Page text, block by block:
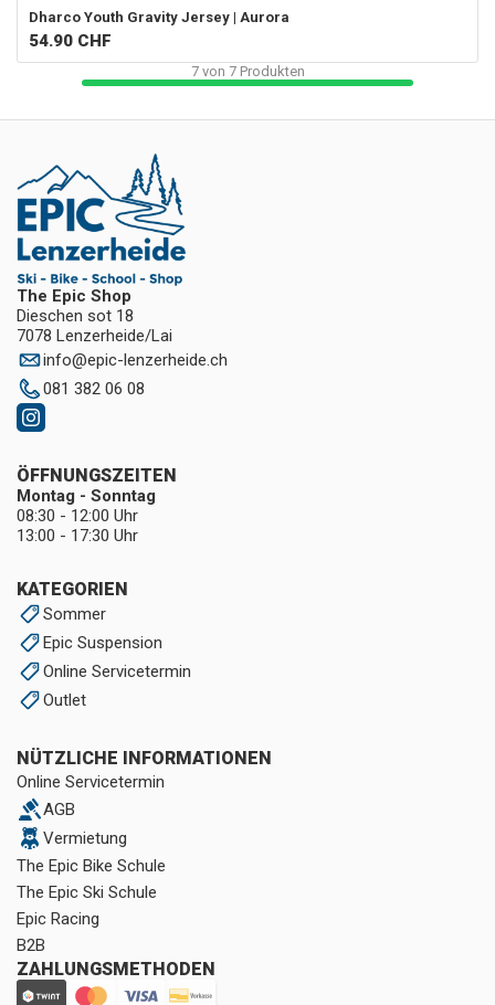
Dharco Youth Gravity Jersey | Aurora
54.90 CHF
7von 7Produkten
The Epic Shop
Dieschen sot 18
7078 Lenzerheide/Lai
info@epic-lenzerheide.ch
081 382 06 08
KATEGORIEN
Sommer
Epic Suspension
Online Servicetermin
Outlet
NÜTZLICHE INFORMATIONEN
Online Servicetermin
AGB
Vermietung
The Epic Bike Schule
The Epic Ski Schule
Epic Racing
B2B
ZAHLUNGSMETHODEN
ÖFFNUNGSZEITEN
Montag - Sonntag
08:30 - 12:00 Uhr
13:00 - 17:30 Uhr